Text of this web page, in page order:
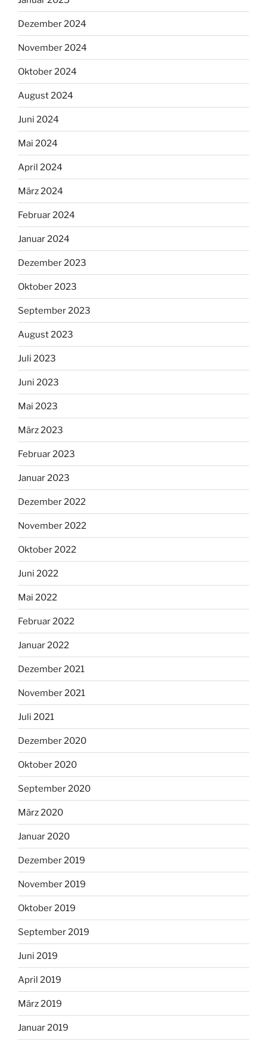
Dezember 2024
November 2024
Oktober 2024
August 2024
Juni 2024
Mai 2024
April 2024
März 2024
Februar 2024
Januar 2024
Dezember 2023
Oktober 2023
September 2023
August 2023
Juli 2023
Juni 2023
Mai 2023
März 2023
Februar 2023
Januar 2023
Dezember 2022
November 2022
Oktober 2022
Juni 2022
Mai 2022
Februar 2022
Januar 2022
Dezember 2021
November 2021
Juli 2021
Dezember 2020
Oktober 2020
September 2020
März 2020
Januar 2020
Dezember 2019
November 2019
Oktober 2019
September 2019
Juni 2019
April 2019
März 2019
Januar 2019